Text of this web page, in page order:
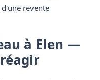
revente
à Elen —